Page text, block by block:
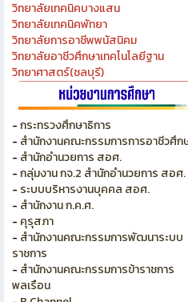
วิทยาลัยเทคนิคชลบุรี
วิทยาลัยอาชีวศึกษาชลบุรี
วิทยาลัยเทคนิคสัตหีบ
วิทยาลัยเกษตร และเทคโนโลยีชลบุรี
วิทยาลัยเทคนิคบางแสน
วิทยาลัยเทคนิคพัทยา
วิทยาลัยการอาชีพพนัสนิคม
วิทยาลัยอาชีวศึกษาเทคโนโลยีฐาน
วิทยาศาสตร์(ชลบุรี)
- กระทรวงศึกษาธิการ
- สำนักงานคณะกรรมการการอาชีวศึกษา
- สำนักอำนวยการ สอศ.
- กลุ่มงาน กจ.2 สำนักอำนวยการ สอศ.
-ระบบบริหารงานบุคคล สอศ.
- สำนักงาน ก.ค.ศ.
-คุรุสภา